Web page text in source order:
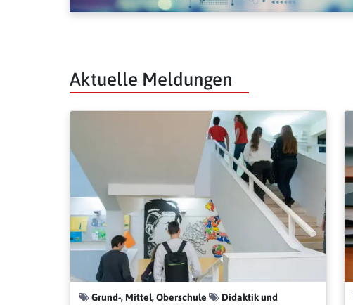
Aktuelle Meldungen
Grund-, Mittel, Oberschule
Didaktik und